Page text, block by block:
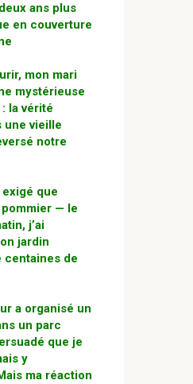
ans plus
en couverture
mon mari
mystérieuse
la vérité
une vieille
notre
que
pommier — le
j’ai
jardin
centaines de
a organisé un
un parc
que je
y
ma réaction